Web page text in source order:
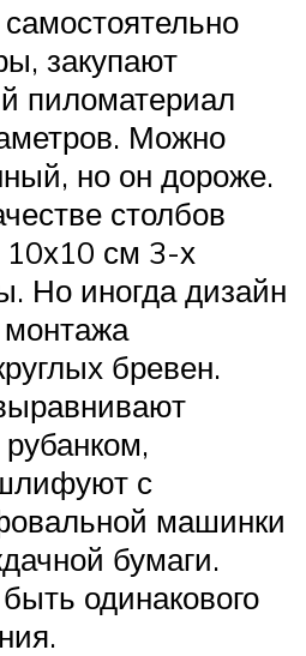
закупают
пиломатериал
Можно
но он дороже.
столбов
см 3-х
Но иногда дизайн
монтажа
бревен.
с
машинки
бумаги.
одинакового